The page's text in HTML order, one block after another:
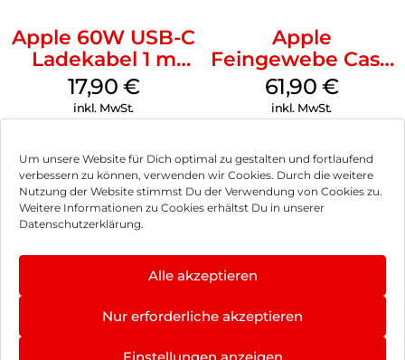
Um unsere Website für Dich optimal zu gestalten und fortlaufend
verbessern zu können, verwenden wir Cookies. Durch die weitere
Nutzung der Website stimmst Du der Verwendung von Cookies zu.
Weitere Informationen zu Cookies erhältst Du in unserer
Datenschutzerklärung.
Alle akzeptieren
Nur erforderliche akzeptieren
Einstellungen anzeigen
Apple 60W USB-C
Ladekabel 1 m
Weiß
17,90 €
inkl. MwSt.
Apple
Feingewebe Case
iPhone 15 Pro
MagSafe Schwarz
61,90 €
inkl. MwSt.
Impressum
Hinweis zur Batterieentsorgung